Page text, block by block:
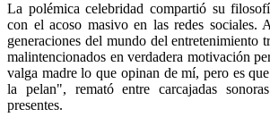
La polémica celebridad compartió su
con el acoso masivo en las redes sociales.
generaciones del mundo del entretenimiento
malintencionados en verdadera motivación
valga madre lo que opinan de mí, pero es
la pelan", remató entre carcajadas
presentes.